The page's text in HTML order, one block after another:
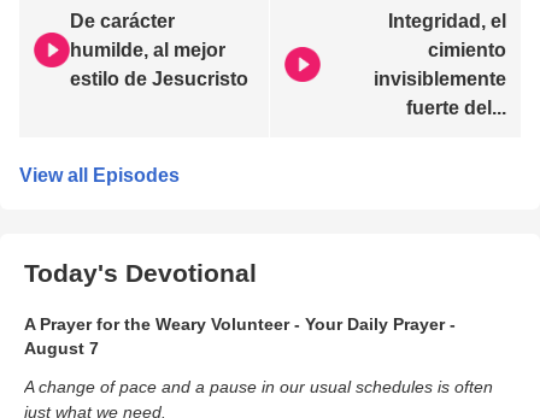
De carácter
humilde, al mejor
estilo de Jesucristo
Integridad, el
cimiento
invisiblemente
fuerte del...
View all Episodes
Today's Devotional
A Prayer for the Weary Volunteer - Your Daily Prayer -
August 7
A change of pace and a pause in our usual schedules is often
just what we need.